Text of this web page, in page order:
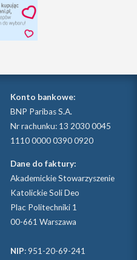
Konto bankowe:
BNP Paribas S.A.
Nr rachunku: 13 2030 0045
1110 0000 0390 0920
Dane do faktury:
Akademickie Stowarzyszenie
Katolickie Soli Deo
Plac Politechniki 1
00-661 Warszawa
NIP: 951-20-69-241